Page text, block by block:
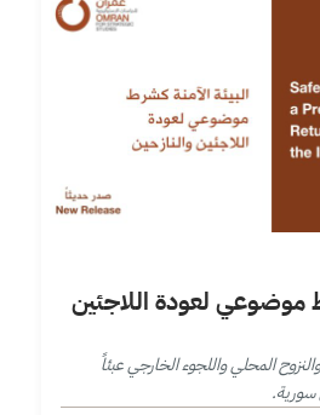
موضوعي لعودة اللاجئين
المحلي واللجوء الخارجي عبئاً
سورية.